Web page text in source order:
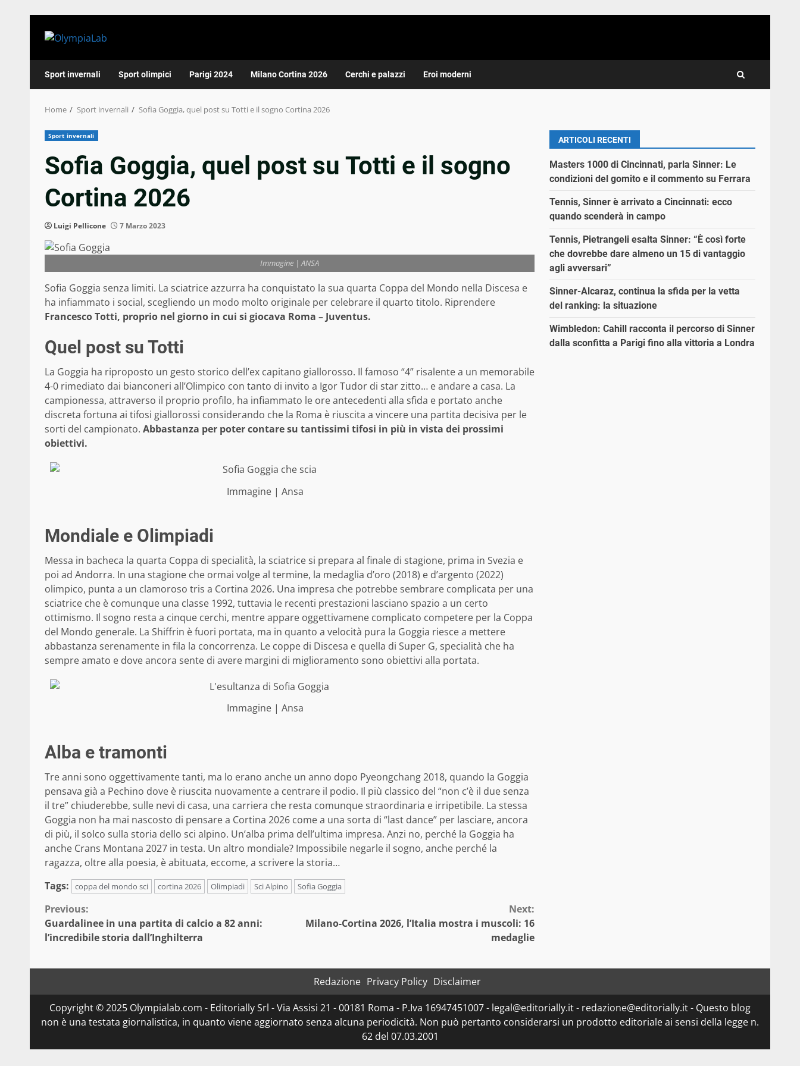
Sport invernali Sport olimpici Parigi 2024 Milano Cortina 2026 Cerchi e palazzi Eroi moderni
Home Sport invernali Sofia Goggia, quel post su Totti e il sogno Cortina 2026
Sport invernali
Sofia Goggia, quel post su Totti e il sogno
Cortina 2026
Luigi Pellicone 7 Marzo 2023
Immagine | ANSA
Sofia Goggia senza limiti. La sciatrice azzurra ha conquistato la sua quarta Coppa del Mondo nella Discesa e
ha infiammato i social, scegliendo un modo molto originale per celebrare il quarto titolo. Riprendere
Francesco Totti, proprio nel giorno in cui si giocava Roma – Juventus.
Quel post su Totti
La Goggia ha riproposto un gesto storico dell’ex capitano giallorosso. Il famoso “4” risalente a un memorabile
4-0 rimediato dai bianconeri all’Olimpico con tanto di invito a Igor Tudor di star zitto… e andare a casa. La
campionessa, attraverso il proprio profilo, ha infiammato le ore antecedenti alla sfida e portato anche
discreta fortuna ai tifosi giallorossi considerando che la Roma è riuscita a vincere una partita decisiva per le
sorti del campionato. Abbastanza per poter contare su tantissimi tifosi in più in vista dei prossimi
obiettivi.
Immagine | Ansa
Mondiale e Olimpiadi
Messa in bacheca la quarta Coppa di specialità, la sciatrice si prepara al finale di stagione, prima in Svezia e
poi ad Andorra. In una stagione che ormai volge al termine, la medaglia d’oro (2018) e d’argento (2022)
olimpico, punta a un clamoroso tris a Cortina 2026. Una impresa che potrebbe sembrare complicata per una
sciatrice che è comunque una classe 1992, tuttavia le recenti prestazioni lasciano spazio a un certo
ottimismo. Il sogno resta a cinque cerchi, mentre appare oggettivamene complicato competere per la Coppa
del Mondo generale. La Shiffrin è fuori portata, ma in quanto a velocità pura la Goggia riesce a mettere
abbastanza serenamente in fila la concorrenza. Le coppe di Discesa e quella di Super G, specialità che ha
sempre amato e dove ancora sente di avere margini di miglioramento sono obiettivi alla portata.
Immagine | Ansa
Alba e tramonti
Tre anni sono oggettivamente tanti, ma lo erano anche un anno dopo Pyeongchang 2018, quando la Goggia
pensava già a Pechino dove è riuscita nuovamente a centrare il podio. Il più classico del “non c’è il due senza
il tre” chiuderebbe, sulle nevi di casa, una carriera che resta comunque straordinaria e irripetibile. La stessa
Goggia non ha mai nascosto di pensare a Cortina 2026 come a una sorta di “last dance” per lasciare, ancora
di più, il solco sulla storia dello sci alpino. Un’alba prima dell’ultima impresa. Anzi no, perché la Goggia ha
anche Crans Montana 2027 in testa. Un altro mondiale? Impossibile negarle il sogno, anche perché la
ragazza, oltre alla poesia, è abituata, eccome, a scrivere la storia…
Tags:
coppa del mondo sci cortina 2026 Olimpiadi Sci Alpino Sofia Goggia
Continue
Reading
Previous:
Guardalinee in una partita di calcio a 82 anni:
l’incredibile storia dall’Inghilterra
Next:
Milano-Cortina 2026, l’Italia mostra i muscoli: 16
medaglie
ARTICOLI RECENTI
Masters 1000 di Cincinnati, parla Sinner: Le
condizioni del gomito e il commento su Ferrara
Tennis, Sinner è arrivato a Cincinnati: ecco
quando scenderà in campo
Tennis, Pietrangeli esalta Sinner: “È così forte
che dovrebbe dare almeno un 15 di vantaggio
agli avversari”
Sinner-Alcaraz, continua la sfida per la vetta
del ranking: la situazione
Wimbledon: Cahill racconta il percorso di Sinner
dalla sconfitta a Parigi fino alla vittoria a Londra
Redazione Privacy Policy Disclaimer
Copyright © 2025 Olympialab.com - Editorially Srl - Via Assisi 21 - 00181 Roma - P.Iva 16947451007 - legal@editorially.it - redazione@editorially.it - Questo blog
non è una testata giornalistica, in quanto viene aggiornato senza alcuna periodicità. Non può pertanto considerarsi un prodotto editoriale ai sensi della legge n.
62 del 07.03.2001